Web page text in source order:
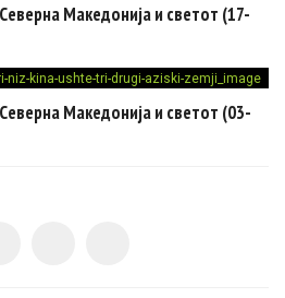
Македонија и светот (17-
Македонија и светот (03-